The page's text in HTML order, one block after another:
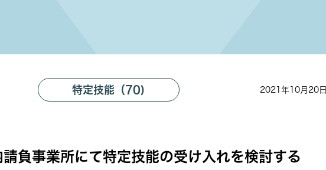
特定技能（70) 2021年10月20日
負事業所にて特定技能の受け入れを検討する